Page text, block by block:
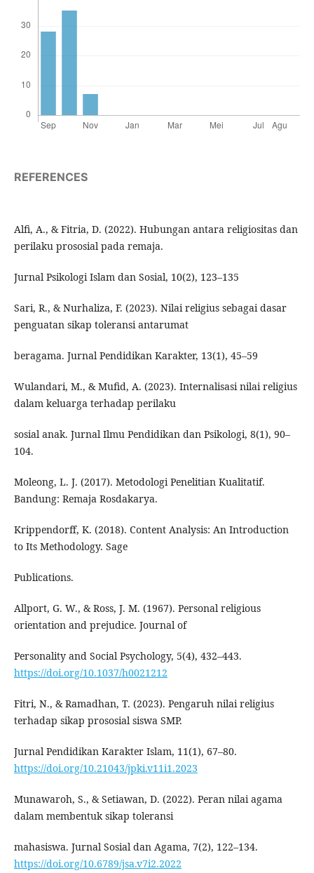
REFERENCES
Alfi, A., & Fitria, D. (2022). Hubungan antara religiositas dan
perilaku prososial pada remaja.
Jurnal Psikologi Islam dan Sosial, 10(2), 123–135
Sari, R., & Nurhaliza, F. (2023). Nilai religius sebagai dasar
penguatan sikap toleransi antarumat
beragama. Jurnal Pendidikan Karakter, 13(1), 45–59
Wulandari, M., & Mufid, A. (2023). Internalisasi nilai religius
dalam keluarga terhadap perilaku
sosial anak. Jurnal Ilmu Pendidikan dan Psikologi, 8(1), 90–
104.
Moleong, L. J. (2017). Metodologi Penelitian Kualitatif.
Bandung: Remaja Rosdakarya.
Krippendorff, K. (2018). Content Analysis: An Introduction
to Its Methodology. Sage
Publications.
Allport, G. W., & Ross, J. M. (1967). Personal religious
orientation and prejudice. Journal of
Personality and Social Psychology, 5(4), 432–443.
https://doi.org/10.1037/h0021212
Fitri, N., & Ramadhan, T. (2023). Pengaruh nilai religius
terhadap sikap prososial siswa SMP.
Jurnal Pendidikan Karakter Islam, 11(1), 67–80.
https://doi.org/10.21043/jpki.v11i1.2023
Munawaroh, S., & Setiawan, D. (2022). Peran nilai agama
dalam membentuk sikap toleransi
mahasiswa. Jurnal Sosial dan Agama, 7(2), 122–134.
https://doi.org/10.6789/jsa.v7i2.2022